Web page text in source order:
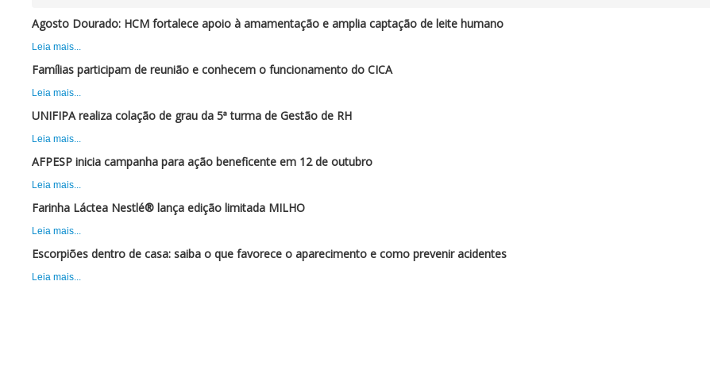
Agosto Dourado: HCM fortalece apoio à amamentação e amplia captação de leite humano
Leia mais...
Famílias participam de reunião e conhecem o funcionamento do CICA
Leia mais...
UNIFIPA realiza colação de grau da 5ª turma de Gestão de RH
Leia mais...
AFPESP inicia campanha para ação beneficente em 12 de outubro
Leia mais...
Farinha Láctea Nestlé® lança edição limitada MILHO
Leia mais...
Escorpiões dentro de casa: saiba o que favorece o aparecimento e como prevenir acidentes
Leia mais...